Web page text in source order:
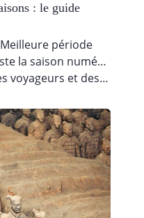
: le guide
période
la saison numéro
voyageurs et des…